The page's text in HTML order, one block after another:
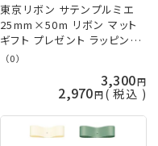
東京リボン サテンプルミエ
25mm×50m リボン マット
ギフト プレゼント ラッピング
手芸の山久
（0）
3,300
2,970 税込